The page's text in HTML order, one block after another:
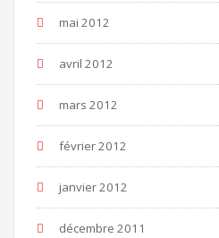
mai 2012
avril 2012
mars 2012
février 2012
janvier 2012
décembre 2011